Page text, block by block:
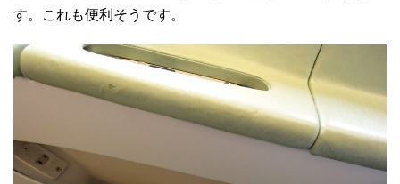
す。これも便利そうです。